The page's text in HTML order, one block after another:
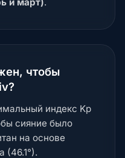
чтобы
индекс Kp
сияние было
на основе
(46.1°).